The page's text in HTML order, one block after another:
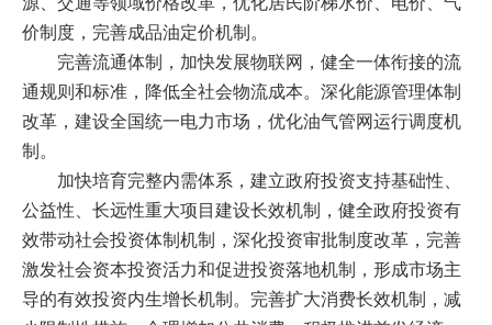
价制度，完善成品油定价机制。
完善流通体制，加快发展物联网，健全一体衔接的流
通规则和标准，降低全社会物流成本。深化能源管理体制
改革，建设全国统一电力市场，优化油气管网运行调度机
制。
加快培育完整内需体系，建立政府投资支持基础性、
公益性、长远性重大项目建设长效机制，健全政府投资有
效带动社会投资体制机制，深化投资审批制度改革，完善
激发社会资本投资活力和促进投资落地机制，形成市场主
导的有效投资内生增长机制。完善扩大消费长效机制，减